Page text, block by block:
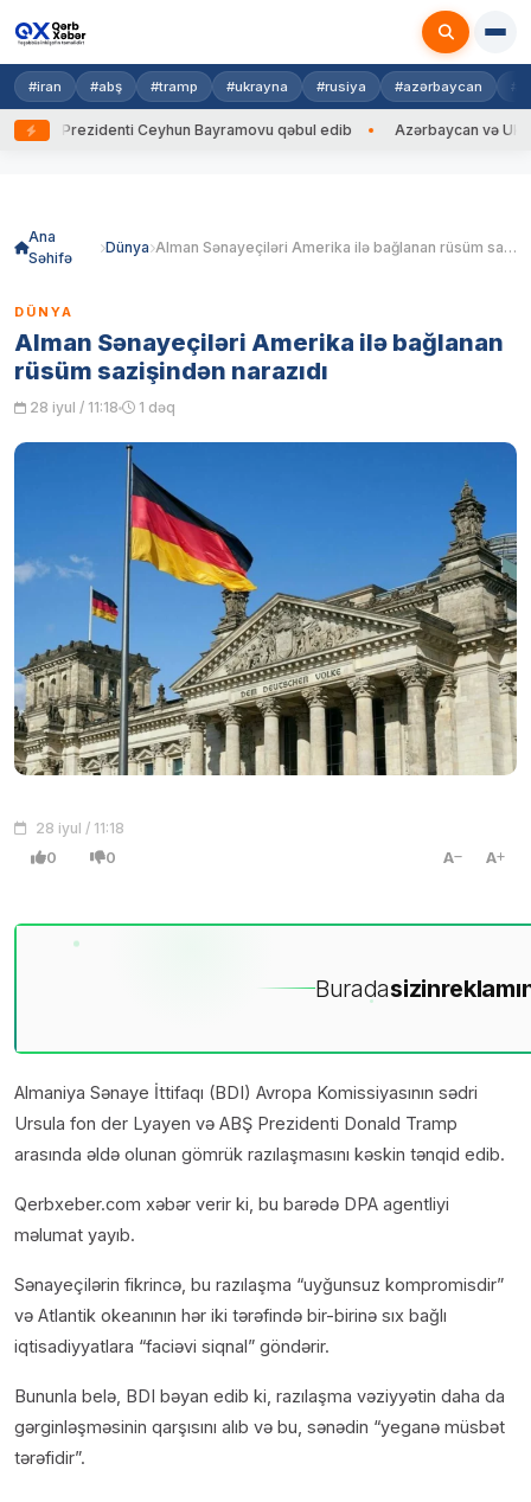
#iran #abş #tramp #ukrayna #rusiya #azərbaycan
Prezidenti Ceyhun Bayramovu qəbul edib Azərbaycan və
Ana
Səhifə
Dünya Alman Sənayeçiləri Amerika ilə bağlanan rüsüm sazişindən narazıdı
DÜNYA
Alman Sənayeçiləri Amerika ilə bağlanan
rüsüm sazişindən narazıdı
28 iyul / 11:18 1 dəq
28 iyul / 11:18
0 0 A A
Buradasizin
Almaniya Sənaye İttifaqı (BDI) Avropa Komissiyasının sədri
Ursula fon der Lyayen və ABŞ Prezidenti Donald Tramp
arasında əldə olunan gömrük razılaşmasını kəskin tənqid edib.
Qerbxeber.com xəbər verir ki, bu barədə DPA agentliyi
məlumat yayıb.
Sənayeçilərin fikrincə, bu razılaşma “uyğunsuz kompromisdir”
və Atlantik okeanının hər iki tərəfində bir-birinə sıx bağlı
iqtisadiyyatlara “faciəvi siqnal” göndərir.
Bununla belə, BDI bəyan edib ki, razılaşma vəziyyətin daha da
gərginləşməsinin qarşısını alıb və bu, sənədin “yeganə müsbət
tərəfidir”.